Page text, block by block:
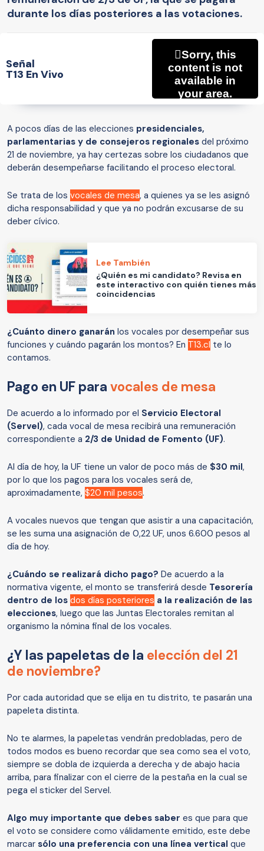
durante los días posteriores a las votaciones.
Señal
T13 En Vivo
A pocos días de las elecciones presidenciales,
parlamentarias y de consejeros regionales del próximo
21 de noviembre, ya hay certezas sobre los ciudadanos que
deberán desempeñarse facilitando el proceso electoral.
Se trata de los vocales de mesa, a quienes ya se les asignó
dicha responsabilidad y que ya no podrán excusarse de su
deber cívico.
Lee También
¿Quién es mi candidato? Revisa en
este interactivo con quién tienes más
coincidencias
¿Cuánto dinero ganarán los vocales por desempeñar sus
funciones y cuándo pagarán los montos? En T13.cl te lo
contamos.
Pago en UF para vocales de mesa
De acuerdo a lo informado por el Servicio Electoral
(Servel), cada vocal de mesa recibirá una remuneración
correspondiente a 2/3 de Unidad de Fomento (UF).
Al día de hoy, la UF tiene un valor de poco más de $30 mil,
por lo que los pagos para los vocales será de,
aproximadamente, $20 mil pesos.
A vocales nuevos que tengan que asistir a una capacitación,
se les suma una asignación de 0,22 UF, unos 6.600 pesos al
día de hoy.
¿Cuándo se realizará dicho pago? De acuerdo a la
normativa vigente, el monto se transferirá desde Tesorería
dentro de los dos días posteriores a la realización de las
elecciones, luego que las Juntas Electorales remitan al
organismo la nómina final de los vocales.
¿Y las papeletas de la elección del 21
de noviembre?
Por cada autoridad que se elija en tu distrito, te pasarán una
papeleta distinta.
No te alarmes, la papeletas vendrán predobladas, pero de
todos modos es bueno recordar que sea como sea el voto,
siempre se dobla de izquierda a derecha y de abajo hacia
arriba, para finalizar con el cierre de la pestaña en la cual se
pega el sticker del Servel.
Algo muy importante que debes saber es que para que
el voto se considere como válidamente emitido, este debe
marcar sólo una preferencia con una línea vertical que